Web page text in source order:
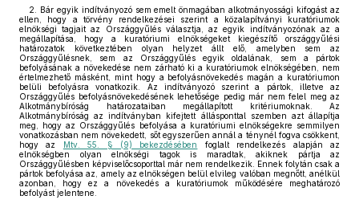
2. Bár egyik indítványozó sem emelt önmagában alkotmányossági kifogást az
ellen, hogy a törvény rendelkezései szerint a közalapítványi kuratóriumok
elnökségi tagjait az Országgyűlés választja, az egyik indítványozónak az a
megállapítása, hogy a kuratóriumi elnökségeket kiegészítő országgyűlési
határozatok következtében olyan helyzet állt elő, amelyben sem az
Országgyűlésnek, sem az Országgyűlés egyik oldalának, sem a pártok
befolyásának a növekedése nem zárható ki a kuratóriumok elnökségében, nem
értelmezhető másként, mint hogy a befolyásnövekedés magán a kuratóriumon
belüli befolyásra vonatkozik. Az indítványozó szerint a pártok, illetve az
Országgyűlés befolyásnövekedésének lehetősége pedig már nem felel meg az
Alkotmánybíróság határozataiban megállapított kritériumoknak. Az
Alkotmánybíróság az indítványban kifejtett állásponttal szemben azt állapítja
meg, hogy az Országgyűlés befolyása a kuratóriumi elnökségekre semmilyen
vonatkozásban nem növekedett, sőt egyszerűen annál a ténynél fogva csökkent,
hogy az Mtv. 55. § (9) bekezdésében
foglalt rendelkezés alapján az
elnökségben olyan elnökségi tagok is maradtak, akiknek pártja az
Országgyűlésben képviselőcsoporttal már nem rendelkezik. Ennek folytán csak a
pártok befolyása az, amely az elnökségen belül elvileg valóban megnőtt, anélkül
azonban, hogy ez a növekedés a kuratóriumok működésére meghatározó
befolyást jelentene.